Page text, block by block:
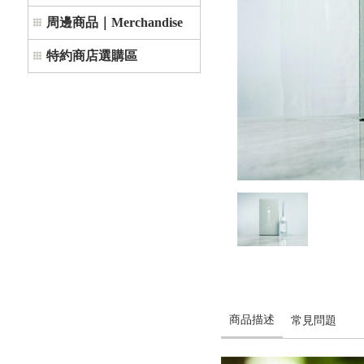
周邊商品｜Merchandise
特約商店選購區
商品描述 常見問題